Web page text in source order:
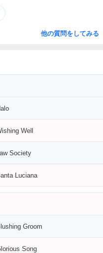
他の質問をしてみる
Well
Society
Luciana
Groom
Song